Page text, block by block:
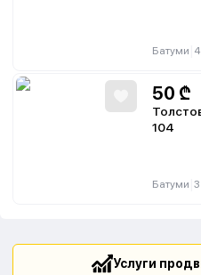
Батуми
50 ₾
104
Батуми
Услуги